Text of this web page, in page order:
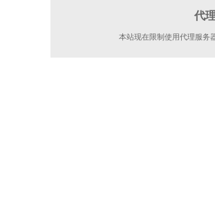
代
本站现在限制使用代理服务